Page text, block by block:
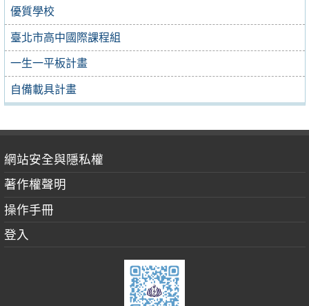
優質學校
臺北市高中國際課程組
一生一平板計畫
自備載具計畫
網站安全與隱私權
著作權聲明
操作手冊
登入